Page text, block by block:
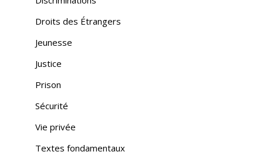
Droits des Étrangers
Jeunesse
Justice
Prison
Sécurité
Vie privée
Textes fondamentaux